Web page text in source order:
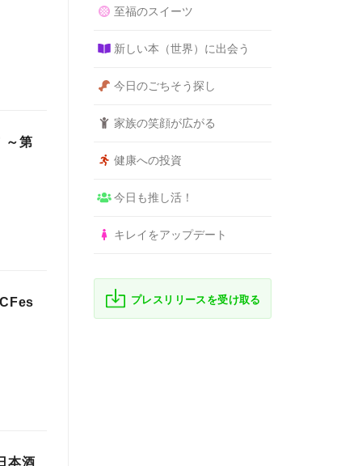
～第
本酒
至福のスイーツ
新しい本（世界）に出会う
今日のごちそう探し
家族の笑顔が広がる
健康への投資
今日も推し活！
キレイをアップデート
プレスリリースを受け取る